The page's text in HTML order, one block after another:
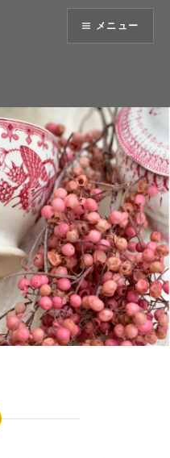
メニュー